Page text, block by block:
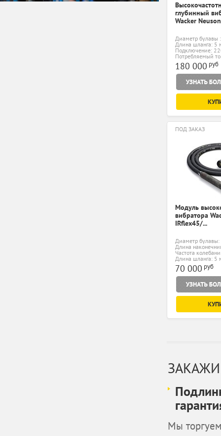
глубинный
Wacker
Диаметр булавы
Длина шланга: 5
Подключение:
Потребляемый
180 000 руб
ПОД ЗАКАЗ
Модуль
вибратора
IRflex45/...
Диаметр
Длина
Частота
мин
Длина шланга: 5
70 000 руб
Мы